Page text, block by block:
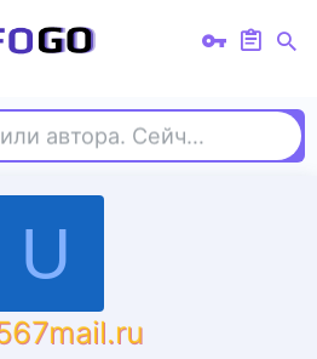
Найдите курс или автора. Сейчас ищут
U